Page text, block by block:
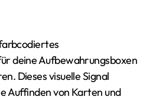
deine Aufbewahrungsboxen
Dieses visuelle Signal
Auffinden von Karten und